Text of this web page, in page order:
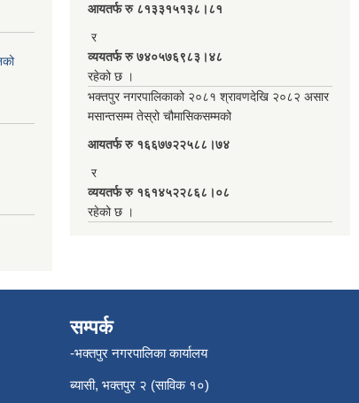
आयतर्फ रु‌ ८१३३१५१३८।८१
र
व्ययतर्फ रु ७४०५७६९८३।४८
रहेको छ ।
भक्तपुर नगरपालिकाको २०८१ श्रावणदेखि २०८२ असार
मसान्तसम्म तेस्रो चौमासिकसम्मको
आयतर्फ रु‌ १६६७७२२५८८।७४
र
व्ययतर्फ रु १६१४५२२८६८।०८
रहेको छ ।
सम्पर्क
-भक्तपुर नगरपालिका कार्यालय
ब्यासी, भक्तपुर २ (साविक १०)